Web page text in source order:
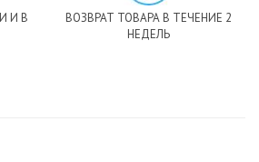
И В
ВОЗВРАТ ТОВАРА В ТЕЧЕНИЕ 2
НЕДЕЛЬ